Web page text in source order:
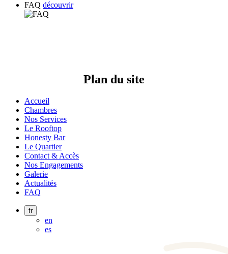
FAQ découvrir
Plan du site
Accueil
Chambres
Nos Services
Le Rooftop
Honesty Bar
Le Quartier
Contact & Accès
Nos Engagements
Galerie
Actualités
FAQ
fr
en
es